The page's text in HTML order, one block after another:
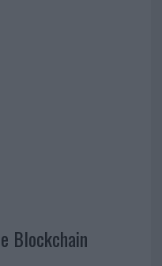
Blockchain